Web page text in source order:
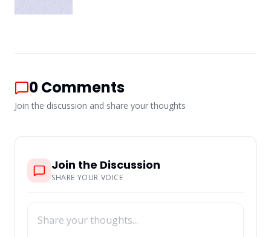
0Comments
Join the discussion and share your thoughts
Join the Discussion
SHARE YOUR VOICE